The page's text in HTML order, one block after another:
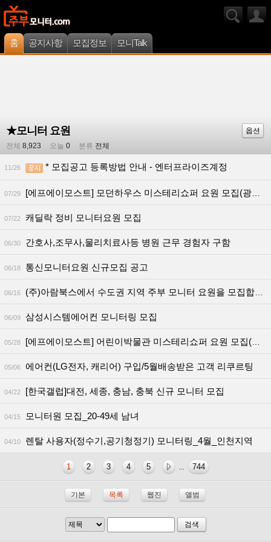
홈 공지사항 모집정보 모니Talk
★모니터 요원
옵션
전체 8,923 오늘 0 분류 전체
11/26 * 모집공고 등록방법 안내 - 엔터프라이즈계정
07/29 [에프에이모스트] 모던하우스 미스테리쇼퍼 요원 모집(광주/전라 지역)
07/22 캐딜락 정비 모니터요원 모집
06/30 간호사,조무사,물리치료사등 병원 근무 경험자 구함
06/18 통신모니터요원 신규모집 공고
06/16 (주)아람북스에서 수도권 지역 주부 모니터 요원을 모집합니다.
06/09 삼성시스템에어컨 모니터링 모집
05/28 [에프에이모스트] 어린이박물관 미스테리쇼퍼 요원 모집(서울/세종)
05/06 에어컨(LG전자, 캐리어) 구입/5월배송받은 고객 리쿠르팅
04/22 [한국갤럽]대전, 세종, 충남, 충북 신규 모니터 모집
04/15 모니터원 모집_20-49세 남녀
04/10 렌탈 사용자(정수기,공기청정기) 모니터링_4월_인천지역
1 2 3 4 5 744
기본 목록 웹진 앨범
검색